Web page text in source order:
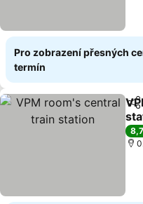
Pro zobrazení přesných
termín
8,7